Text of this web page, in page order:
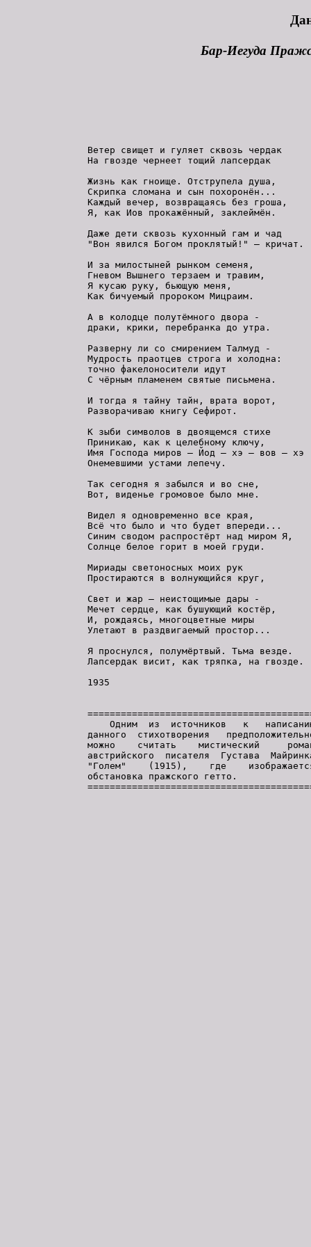
Бар-Иегуда
Ветер свищет и гуляет сквозь чердак
На гвозде чернеет тощий лапсердак
Жизнь как гноище. Отструпела душа,
Скрипка сломана и сын похоронён...
Каждый вечер, возвращаясь без гроша,
Я, как Иов прокажённый, заклеймён.
Даже дети сквозь кухонный гам и чад
"Вон явился Богом проклятый!" – кричат.
И за милостыней рынком семеня,
Гневом Вышнего терзаем и травим,
Я кусаю руку, бьющую меня,
Как бичуемый пророком Мицраим.
А в колодце полутёмного двора -
драки, крики, перебранка до утра.
Разверну ли со смирением Талмуд -
Мудрость праотцев строга и холодна:
точно факелоносители идут
С чёрным пламенем святые письмена.
И тогда я тайну тайн, врата ворот,
Разворачиваю книгу Сефирот.
К зыби символов в двоящемся стихе
Приникаю, как к целебному ключу,
Имя Господа миров – Йод – хэ – вов – хэ
Онемевшими устами лепечу.
Так сегодня я забылся и во сне,
Вот, виденье громовое было мне.
Видел я одновременно все края,
Всё что было и что будет впереди...
Синим сводом распростёрт над миром Я,
Солнце белое горит в моей груди.
Мириады светоносных моих рук
Простираются в волнующийся круг,
Свет и жар – неистощимые дары -
Мечет сердце, как бушующий костёр,
И, рождаясь, многоцветные миры
Улетают в раздвигаемый простор...
Я проснулся, полумёртвый. Тьма везде.
Лапсердак висит, как тряпка, на гвозде.
1935
Одним  из  источников   к
данного  стихотворения
можно    считать    мистический
австрийского  писателя  Густава
"Голем"    (1915),    где
обстановка пражского гетто.